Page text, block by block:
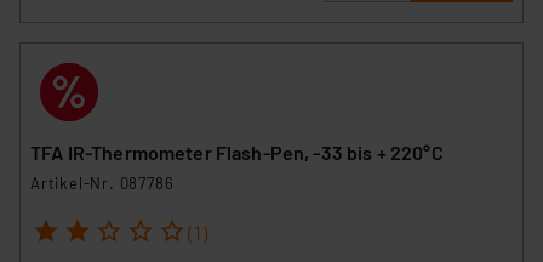
TFA IR-Thermometer Flash-Pen, -33 bis + 220°C
Artikel-Nr. 087786
1 2 3 4 5 (1)